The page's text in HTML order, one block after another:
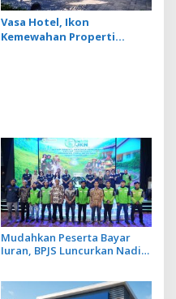
Vasa Hotel, Ikon
Kemewahan Properti
Mudahkan Peserta Bayar
Iuran, BPJS Luncurkan Nadi